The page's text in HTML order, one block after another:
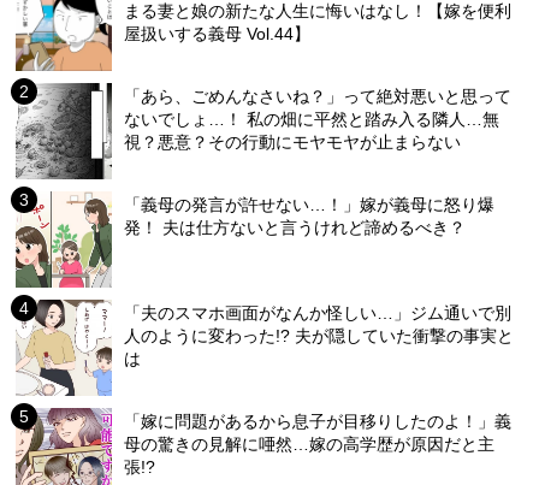
まる妻と娘の新たな人生に悔いはなし！【嫁を便利
屋扱いする義母 Vol.44】
「あら、ごめんなさいね？」って絶対悪いと思って
ないでしょ…！ 私の畑に平然と踏み入る隣人…無
視？悪意？その行動にモヤモヤが止まらない
「義母の発言が許せない…！」嫁が義母に怒り爆
発！ 夫は仕方ないと言うけれど諦めるべき？
「夫のスマホ画面がなんか怪しい…」ジム通いで別
人のように変わった!? 夫が隠していた衝撃の事実と
は
「嫁に問題があるから息子が目移りしたのよ！」義
母の驚きの見解に唖然…嫁の高学歴が原因だと主
張!?